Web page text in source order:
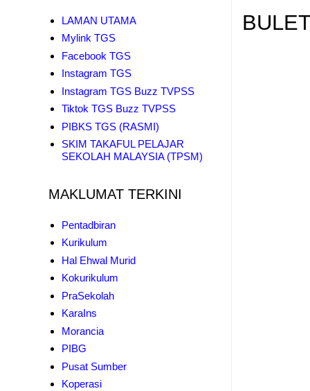
LAMAN UTAMA
Mylink TGS
Facebook TGS
Instagram TGS
Instagram TGS Buzz TVPSS
Tiktok TGS Buzz TVPSS
PIBKS TGS (RASMI)
SKIM TAKAFUL PELAJAR
SEKOLAH MALAYSIA (TPSM)
MAKLUMAT TERKINI
Pentadbiran
Kurikulum
Hal Ehwal Murid
Kokurikulum
PraSekolah
KaraIns
Morancia
PIBG
Pusat Sumber
Koperasi